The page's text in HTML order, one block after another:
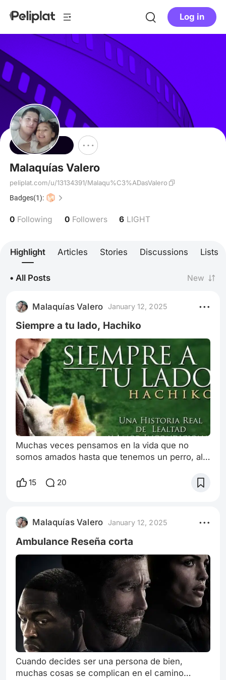
Log in
Follow
Malaquías Valero
peliplat.com/u/13134391/Malaqu%C3%ADasValero
Badges(1):
0 Following 0 Followers 6 LIGHT
Highlight Articles Stories Discussions Lists
• All Posts New
Malaquías Valero January 12, 2025
Siempre a tu lado, Hachiko
Muchas veces pensamos en la vida que no
somos amados hasta que tenemos un perro, al
película llamada también “siempre a tu lado” con
comienza en una escuela donde los alumnos
están presentando sus héroes favoritos y uno
de los alumnos llamado Ronnie (Kevin DeCoste)
15 20
Malaquías Valero January 12, 2025
Ambulance Reseña corta
Cuando decides ser una persona de bien,
muchas cosas se complican en el camino